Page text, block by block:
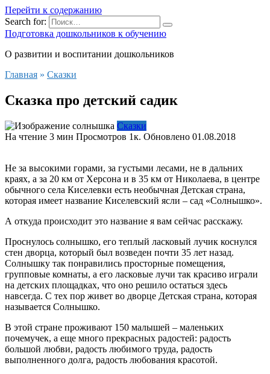
Перейти к содержанию
Search for:
Подготовка дошкольников к обучению
О развитии и воспитании дошкольников
Главная » Сказки
Сказка про детский садик
Сказки
На чтение 3 мин Просмотров 1к. Обновлено 01.08.2018
Не за высокими горами, за густыми лесами, не в дальних
краях, а за 20 км от Херсона и в 35 км от Николаева, в центре
обычного села Киселевки есть необычная Детская страна,
которая имеет название Киселевский ясли – сад «Солнышко».
А откуда происходит это название я вам сейчас расскажу.
Проснулось солнышко, его теплый ласковый лучик коснулся
стен дворца, который был возведен почти 35 лет назад.
Солнышку так понравились просторные помещения,
групповые комнаты, а его ласковые лучи так красиво играли
на детских площадках, что оно решило остаться здесь
навсегда. С тех пор живет во дворце Детская страна, которая
называется Солнышко.
В этой стране проживают 150 малышей – маленьких
почемучек, а еще много прекрасных радостей: радость
большой любви, радость любимого труда, радость
выполненного долга, радость любования красотой.